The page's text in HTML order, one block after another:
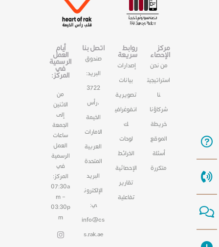
مركز
الإحصاء
من نحن
استراتيجيت
نا
شركاؤنا
خريطة
الموقع
أسئلة
متكررة
روابط
سريعة
إصدارات
بيانات
تصويرية
انفوغرافي
ك
لوحات
الخرائط
الإحصائية
تقارير
تفاعلية
اتصل بنا
صندوق
البريد:
3722
،رأس
الخيمة
الامارات
العربية
المتحدة
البريد
الإلكترون
ي:
info@cs
s.rak.ae
أيام
العمل
الرسمية
في
المركز:
من
الاثنين
إلى
الجمعة
ساعات
العمل
الرسمية
في
المركز:
07:30a
m –
03:30p
m